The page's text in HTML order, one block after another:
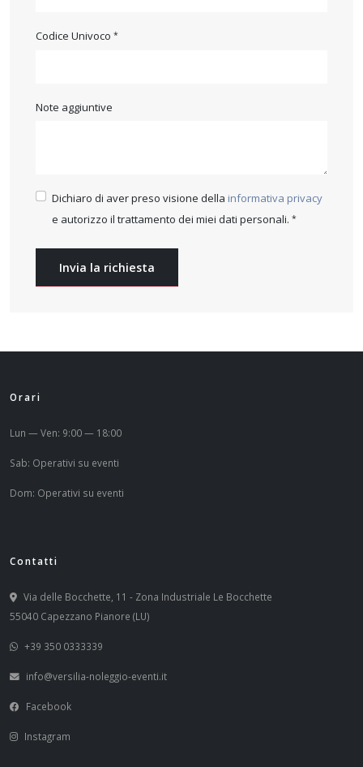
Codice Univoco
Note aggiuntive
Dichiaro di aver preso visione della informativa privacy
e autorizzo il trattamento dei miei dati personali.
Invia la richiesta
Orari
Lun — Ven: 9:00 — 18:00
Sab: Operativi su eventi
Dom: Operativi su eventi
Contatti
Via delle Bocchette, 11 - Zona Industriale Le Bocchette
55040 Capezzano Pianore (LU)
+39 350 0333339
info@versilia-noleggio-eventi.it
Facebook
Instagram